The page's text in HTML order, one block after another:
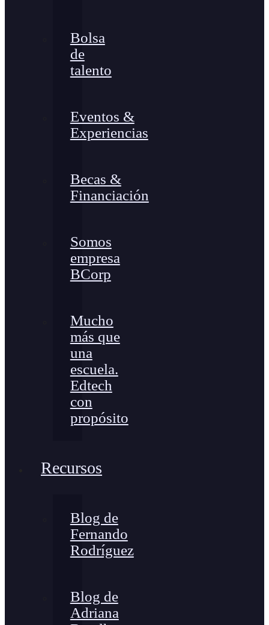
Bolsa
de
talento
Eventos &
Experiencias
Becas &
Financiación
Somos
empresa
BCorp
Mucho
más que
una
escuela.
Edtech
con
propósito
Recursos
Blog de
Fernando
Rodríguez
Blog de
Adriana